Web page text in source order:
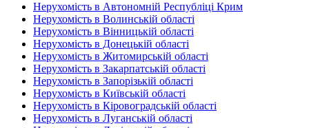
Нерухомість в Автономній Республіці Крим
Нерухомість в Волинській області
Нерухомість в Вінницькій області
Нерухомість в Донецькій області
Нерухомість в Житомирській області
Нерухомість в Закарпатській області
Нерухомість в Запорізькій області
Нерухомість в Київській області
Нерухомість в Кіровоградській області
Нерухомість в Луганській області